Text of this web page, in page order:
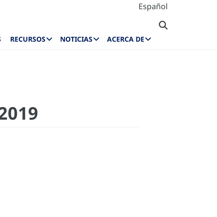
Español
RECURSOS NOTICIAS ACERCA DE